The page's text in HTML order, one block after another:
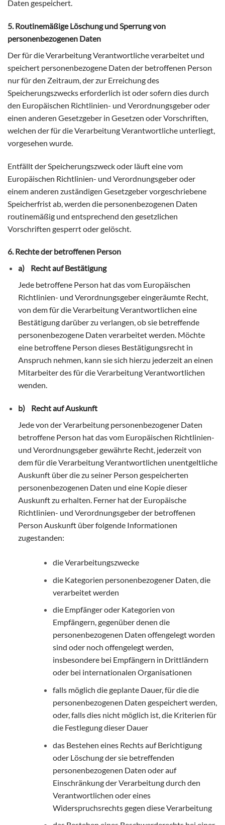
Daten gespeichert.
5. Routinemäßige Löschung und Sperrung von
personenbezogenen Daten
Der für die Verarbeitung Verantwortliche verarbeitet und
speichert personenbezogene Daten der betroffenen Person
nur für den Zeitraum, der zur Erreichung des
Speicherungszwecks erforderlich ist oder sofern dies durch
den Europäischen Richtlinien- und Verordnungsgeber oder
einen anderen Gesetzgeber in Gesetzen oder Vorschriften,
welchen der für die Verarbeitung Verantwortliche unterliegt,
vorgesehen wurde.
Entfällt der Speicherungszweck oder läuft eine vom
Europäischen Richtlinien- und Verordnungsgeber oder
einem anderen zuständigen Gesetzgeber vorgeschriebene
Speicherfrist ab, werden die personenbezogenen Daten
routinemäßig und entsprechend den gesetzlichen
Vorschriften gesperrt oder gelöscht.
6. Rechte der betroffenen Person
a) Recht auf Bestätigung
Jede betroffene Person hat das vom Europäischen
Richtlinien- und Verordnungsgeber eingeräumte Recht,
von dem für die Verarbeitung Verantwortlichen eine
Bestätigung darüber zu verlangen, ob sie betreffende
personenbezogene Daten verarbeitet werden. Möchte
eine betroffene Person dieses Bestätigungsrecht in
Anspruch nehmen, kann sie sich hierzu jederzeit an einen
Mitarbeiter des für die Verarbeitung Verantwortlichen
wenden.
b) Recht auf Auskunft
Jede von der Verarbeitung personenbezogener Daten
betroffene Person hat das vom Europäischen Richtlinien-
und Verordnungsgeber gewährte Recht, jederzeit von
dem für die Verarbeitung Verantwortlichen unentgeltliche
Auskunft über die zu seiner Person gespeicherten
personenbezogenen Daten und eine Kopie dieser
Auskunft zu erhalten. Ferner hat der Europäische
Richtlinien- und Verordnungsgeber der betroffenen
Person Auskunft über folgende Informationen
zugestanden:
die Verarbeitungszwecke
die Kategorien personenbezogener Daten, die
verarbeitet werden
die Empfänger oder Kategorien von
Empfängern, gegenüber denen die
personenbezogenen Daten offengelegt worden
sind oder noch offengelegt werden,
insbesondere bei Empfängern in Drittländern
oder bei internationalen Organisationen
falls möglich die geplante Dauer, für die die
personenbezogenen Daten gespeichert werden,
oder, falls dies nicht möglich ist, die Kriterien für
die Festlegung dieser Dauer
das Bestehen eines Rechts auf Berichtigung
oder Löschung der sie betreffenden
personenbezogenen Daten oder auf
Einschränkung der Verarbeitung durch den
Verantwortlichen oder eines
Widerspruchsrechts gegen diese Verarbeitung